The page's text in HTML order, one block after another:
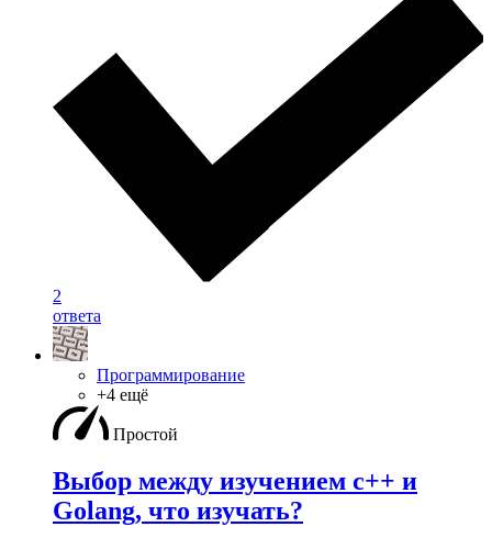
2
ответа
Программирование
+4 ещё
Простой
Выбор между изучением c++ и
Golang, что изучать?